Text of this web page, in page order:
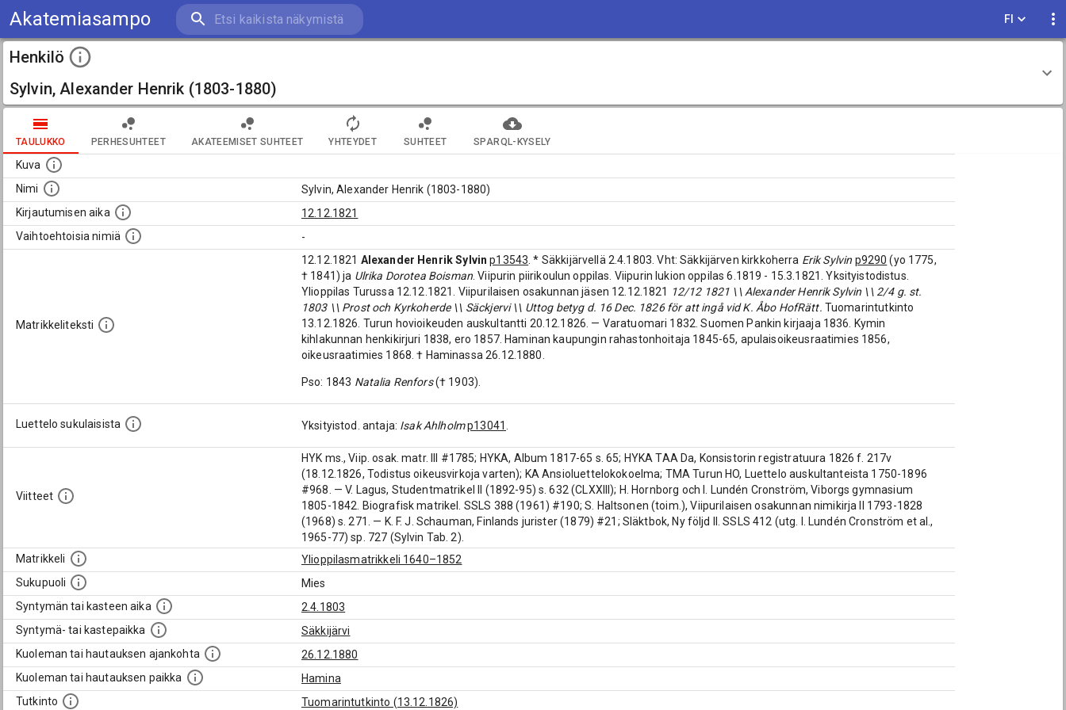
Akatemiasampo FI
Henkilö
Sylvin, Alexander Henrik (1803-1880)
TAULUKKO PERHESUHTEET AKATEEMISET SUHTEET YHTEYDET SUHTEET SPARQL-KYSELY
Kuva
Nimi
Sylvin, Alexander Henrik (1803-1880)
Kirjautumisen aika
12.12.1821
Vaihtoehtoisia nimiä
-
Matrikkeliteksti
12.12.1821 Alexander Henrik Sylvin p13543 . * Säkkijärvellä 2.4.1803. Vht: Säkkijärven kirkkoherra Erik Sylvin p9290 (yo 1775,
† 1841) ja Ulrika Dorotea Boisman. Viipurin piirikoulun oppilas. Viipurin lukion oppilas 6.1819 - 15.3.1821. Yksityistodistus.
Ylioppilas Turussa 12.12.1821. Viipurilaisen osakunnan jäsen 12.12.1821
12/12 1821 \\ Alexander Henrik Sylvin \\ 2/4 g. st.
1803 \\ Prost och Kyrkoherde \\ Säckjervi \\ Uttog betyg d. 16 Dec. 1826 för att ingå vid K. Åbo HofRätt. Tuomarintutkinto
13.12.1826. Turun hovioikeuden auskultantti 20.12.1826. — Varatuomari 1832. Suomen Pankin kirjaaja 1836. Kymin
kihlakunnan henkikirjuri 1838, ero 1857. Haminan kaupungin rahastonhoitaja 1845-65, apulaisoikeusraatimies 1856,
oikeusraatimies 1868. † Haminassa 26.12.1880.
Pso: 1843 Natalia Renfors(† 1903).
Luettelo sukulaisista Yksityistod. antaja: Isak Ahlholmp13041
Viitteet
HYK ms., Viip. osak. matr. III #1785; HYKA, Album 1817-65 s. 65; HYKA TAA Da, Konsistorin registratuura 1826 f. 217v
(18.12.1826, Todistus oikeusvirkoja varten); KA Ansioluettelokokoelma; TMA Turun HO, Luettelo auskultanteista 1750-1896
#968. — V. Lagus, Studentmatrikel II (1892-95) s. 632 (CLXXIII); H. Hornborg och I. Lundén Cronström, Viborgs gymnasium
1805-1842. Biografisk matrikel. SSLS 388 (1961) #190; S. Haltsonen (toim.), Viipurilaisen osakunnan nimikirja II 1793-1828
(1968) s. 271. — K. F. J. Schauman, Finlands jurister (1879) #21; Släktbok, Ny följd II. SSLS 412 (utg. I. Lundén Cronström et al.,
1965-77) sp. 727 (Sylvin Tab. 2).
Matrikkeli
Ylioppilasmatrikkeli 1640–1852
Sukupuoli
Mies
Syntymän tai kasteen aika
2.4.1803
Syntymä- tai kastepaikka
Säkkijärvi
Kuoleman tai hautauksen ajankohta
26.12.1880
Kuoleman tai hautauksen paikka
Hamina
Tutkinto
Tuomarintutkinto (13.12.1826)